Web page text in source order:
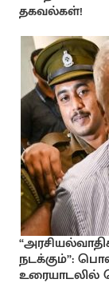
தகவல்கள்!
நடக்கும்”:
உரையாடலில்